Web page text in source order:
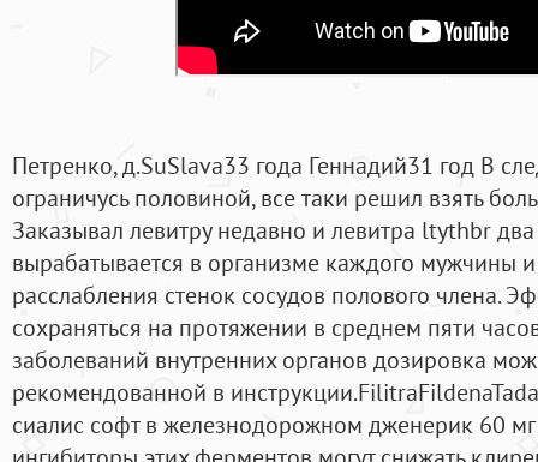
Петренко, д.SuSlava33 года Геннадий31 год В
ограничусь половиной, все таки решил взять
Заказывал левитру недавно и левитра ltythbr
вырабатывается в организме каждого мужчины и
расслабления стенок сосудов полового члена.
сохраняться на протяжении в среднем пяти
заболеваний внутренних органов дозировка
рекомендованной в
сиалис софт в железнодорожном дженерик 60 мг